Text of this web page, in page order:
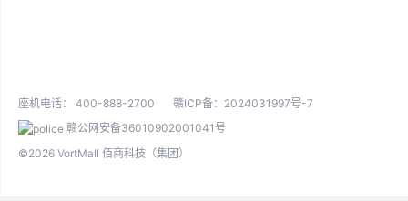
座机电话： 400-888-2700
赣ICP备：2024031997号-7
赣公网安备36010902001041号
©2026 VortMall 佰商科技（集团）